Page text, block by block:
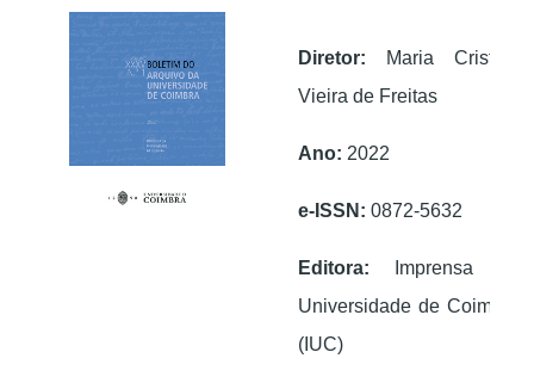
Diretor: Maria Cristina
Vieira de Freitas
Ano: 2022
e-ISSN: 0872-5632
Editora: Imprensa da
Universidade de Coimbra
(IUC)